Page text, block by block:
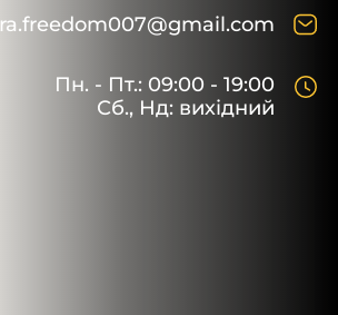
ra.freedom007@gmail.com
Пн. - Пт.: 09:00 - 19:00
Сб., Нд: вихідний